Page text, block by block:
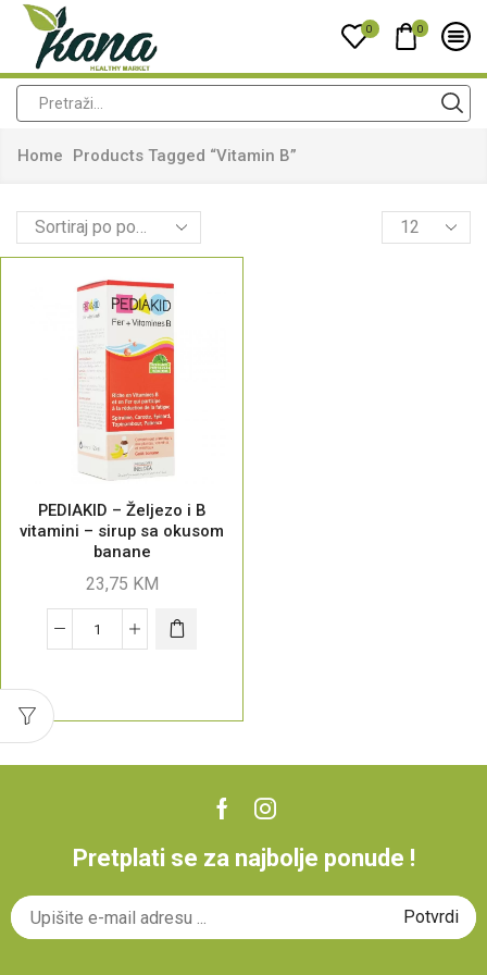
0 0
Home Products Tagged “vitamin B”
PEDIAKID – Željezo i B
vitamini – sirup sa okusom
banane
23,75 KM
Pretplati se za najbolje ponude !